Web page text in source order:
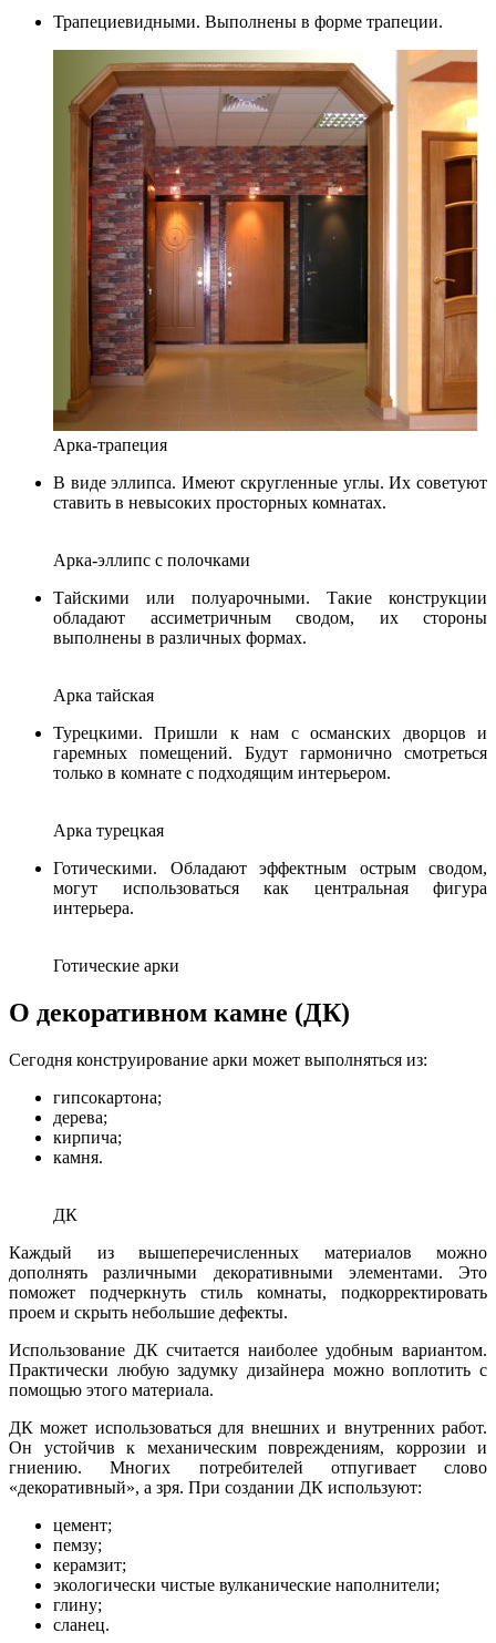
Трапециевидными. Выполнены в форме трапеции.
Арка-трапеция
В виде эллипса. Имеют скругленные углы. Их советуют
ставить в невысоких просторных комнатах.
Арка-эллипс с полочками
Тайскими или полуарочными. Такие конструкции
обладают ассиметричным сводом, их стороны
выполнены в различных формах.
Арка тайская
Турецкими. Пришли к нам с османских дворцов и
гаремных помещений. Будут гармонично смотреться
только в комнате с подходящим интерьером.
Арка турецкая
Готическими. Обладают эффектным острым сводом,
могут использоваться как центральная фигура
интерьера.
Готические арки
О декоративном камне (ДК)
Сегодня конструирование арки может выполняться из:
гипсокартона;
дерева;
кирпича;
камня.
ДК
Каждый из вышеперечисленных материалов можно
дополнять различными декоративными элементами. Это
поможет подчеркнуть стиль комнаты, подкорректировать
проем и скрыть небольшие дефекты.
Использование ДК считается наиболее удобным вариантом.
Практически любую задумку дизайнера можно воплотить с
помощью этого материала.
ДК может использоваться для внешних и внутренних работ.
Он устойчив к механическим повреждениям, коррозии и
гниению. Многих потребителей отпугивает слово
«декоративный», а зря. При создании ДК используют:
цемент;
пемзу;
керамзит;
экологически чистые вулканические наполнители;
глину;
сланец.